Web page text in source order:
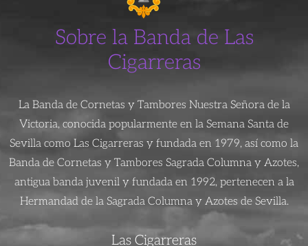
Sobre la Banda de Las
Cigarreras
La Banda de Cornetas y Tambores Nuestra Señora de la
Victoria, conocida popularmente en la Semana Santa de
Sevilla como Las Cigarreras y fundada en 1979, así como la
Banda de Cornetas y Tambores Sagrada Columna y Azotes,
antigua banda juvenil y fundada en 1992, pertenecen a la
Hermandad de la Sagrada Columna y Azotes de Sevilla.
Las Cigarreras